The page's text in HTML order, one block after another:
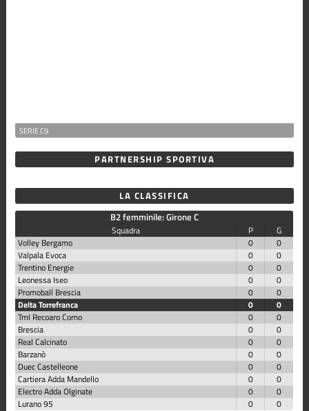
SERIE C9
PARTNERSHIP SPORTIVA
LA CLASSIFICA
B2 femminile: Girone C
Squadra P
G
Volley Bergamo
0
0
Valpala Evoca
0
0
Trentino Energie
0
0
Leonessa Iseo
0
0
Promoball Brescia
0
0
Delta Torrefranca
0
0
Tml Recoaro Como
0
0
Brescia
0
0
Real Calcinato
0
0
Barzanò
0
0
Duec Castelleone
0
0
Cartiera Adda Mandello
0
0
Electro Adda Olginate
0
0
Lurano 95
0 0